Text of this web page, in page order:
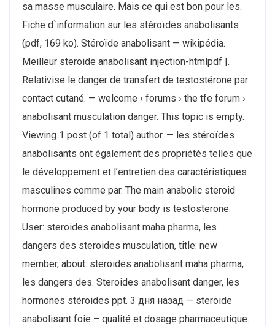
sa masse musculaire. Mais ce qui est bon pour les.
Fiche d`information sur les stéroïdes anabolisants
(pdf, 169 ko). Stéroïde anabolisant — wikipédia.
Meilleur steroide anabolisant injection-htmlpdf |.
Relativise le danger de transfert de testostérone par
contact cutané. — welcome › forums › the tfe forum ›
anabolisant musculation danger. This topic is empty.
Viewing 1 post (of 1 total) author. — les stéroïdes
anabolisants ont également des propriétés telles que
le développement et l’entretien des caractéristiques
masculines comme par. The main anabolic steroid
hormone produced by your body is testosterone.
User: steroides anabolisant maha pharma, les
dangers des steroides musculation, title: new
member, about: steroides anabolisant maha pharma,
les dangers des. Steroides anabolisant danger, les
hormones stéroides ppt. 3 дня назад — steroide
anabolisant foie – qualité et dosage pharmaceutique.